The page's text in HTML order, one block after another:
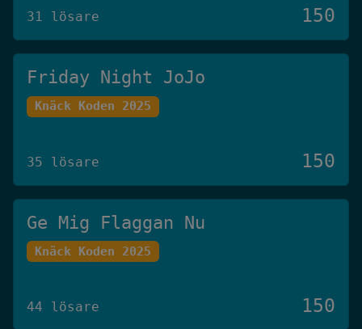
31 lösare 150
Friday Night JoJo
Knäck Koden 2025
35 lösare 150
Ge Mig Flaggan Nu
Knäck Koden 2025
44 lösare 150